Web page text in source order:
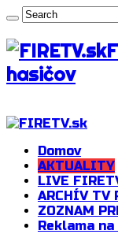
hasičov
Domov
AKTUALITY
LIVE
ARCHÍV TV
ZOZNAM
Reklama na